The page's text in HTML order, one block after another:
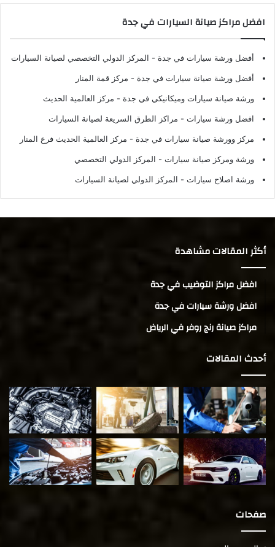
افضل مراكز صيانة السيارات في جدة
أفضل ورشة سيارات في جدة - المركز الدولي التخصصي لصيانة السيارات
أفضل ورشة صيانة سيارات في جدة - مركز قمة المنار
ورشة صيانة سيارات وميكانيكي في جدة - مركز العالمية الحديث
افضل ورشة سيارات - مراكز الطرق السريعة لصيانة السيارات
مركز وورشة صيانة سيارات في جدة - مركز العالمية الحديث فرع المنار
ورشة ومركز صيانة سيارات - المركز الدولي التخصصي
ورشة اصلاح سيارات - المركز الدولي لصيانة السيارات
أكثر المقالات مشاهدة
افضل مراكز التوضيب في جدة
افضل ورشة سيارات في جدة
مراكز صيانة رنج روفر في الرياض
أحدث المقالات
صفحات